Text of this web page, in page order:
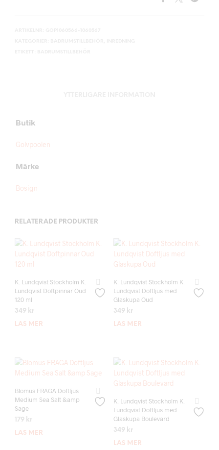
Butik
Golvpoolen
Märke
Bosign
RELATERADE PRODUKTER
K. Lundqvist Stockholm K.
Lundqvist Doftpinnar Oud
120 ml
349 kr
LÄS MER
K. Lundqvist Stockholm K.
Lundqvist Doftljus med
Glaskupa Oud
349 kr
LÄS MER
Blomus FRAGA Doftljus
Medium Sea Salt &amp
Sage
179 kr
LÄS MER
K. Lundqvist Stockholm K.
Lundqvist Doftljus med
Glaskupa Boulevard
349 kr
LÄS MER